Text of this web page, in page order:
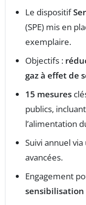
Le dispositif
(SPE) mis en
exemplaire.
Objectifs :
gaz à effet de
15 mesures
publics,
l’alimentation
Suivi annuel via
avancées.
Engagement
sensibilisation